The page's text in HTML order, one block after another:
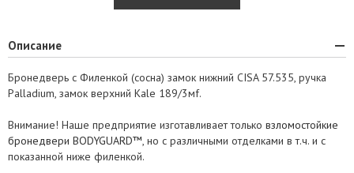
Описание
Бронедверь с Филенкой (сосна) замок нижний CISA 57.535, ручка
Palladium, замок верхний Kale 189/3мf.
Внимание! Наше предприятие изготавливает только взломостойкие
бронедвери BODYGUARD™, но с различными отделками в т.ч. и с
показанной ниже филенкой.